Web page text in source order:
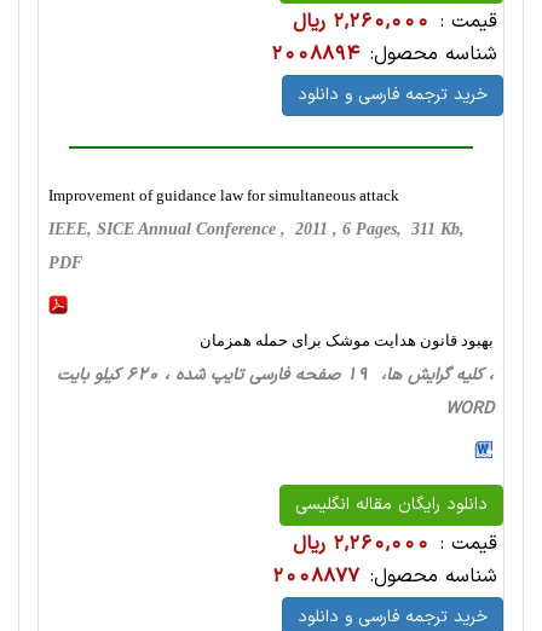
قیمت : 2,260,000 ریال
شناسه محصول: 2008894
خرید ترجمه فارسی و دانلود
Improvement of guidance law for simultaneous attack
IEEE, SICE Annual Conference , 2011 , 6 Pages, 311 Kb,
PDF
بهبود قانون هدایت موشک برای حمله همزمان
، کلیه گرایش ها، 19 صفحه فارسی تایپ شده ، 620 کیلو بایت
WORD
دانلود رایگان مقاله انگلیسی
قیمت : 2,260,000 ریال
شناسه محصول: 2008877
خرید ترجمه فارسی و دانلود